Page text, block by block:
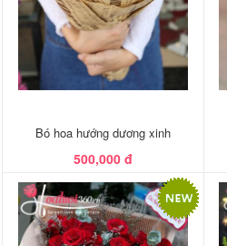
Bó hoa hướng dương xinh
500,000 đ